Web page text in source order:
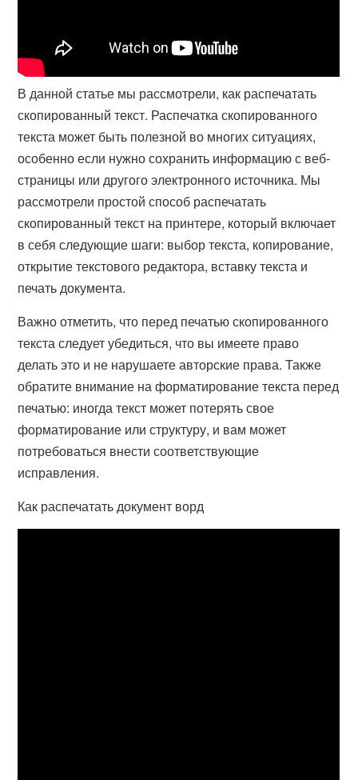
В данной статье мы рассмотрели, как распечатать
скопированный текст. Распечатка скопированного
текста может быть полезной во многих ситуациях,
особенно если нужно сохранить информацию с веб-
страницы или другого электронного источника. Мы
рассмотрели простой способ распечатать
скопированный текст на принтере, который включает
в себя следующие шаги: выбор текста, копирование,
открытие текстового редактора, вставку текста и
печать документа.
Важно отметить, что перед печатью скопированного
текста следует убедиться, что вы имеете право
делать это и не нарушаете авторские права. Также
обратите внимание на форматирование текста перед
печатью: иногда текст может потерять свое
форматирование или структуру, и вам может
потребоваться внести соответствующие
исправления.
Как распечатать документ ворд